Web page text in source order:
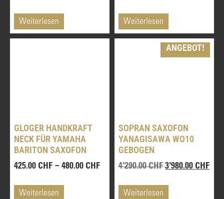
BASSKLARINETTEN
ÜBER UNS
SHOP
Weiterlesen Weiterlesen
GLOGER HANDKRAFT
NECK FÜR YAMAHA
BARITON SAXOFON
425.00 CHF – 480.00 CHF
Weiterlesen
ANGEBOT!
SOPRAN SAXOFON
YANAGISAWA WO10
GEBOGEN
4'290.00CHF 3'980.00 CHF
Weiterlesen